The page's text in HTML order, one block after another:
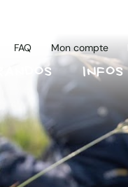
RANDOS INFOS
FAQ Mon compte